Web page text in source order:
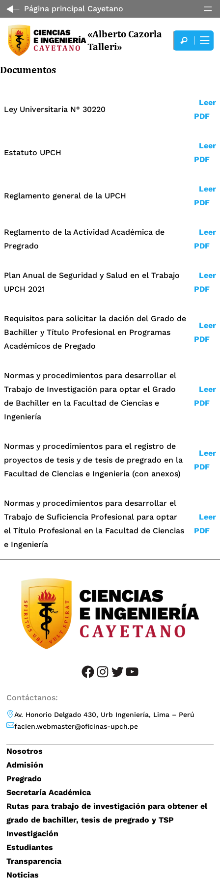
Página principal Cayetano
«Alberto Cazorla
Talleri»
Documentos
Ley Universitaria N° 30220
Leer
PDF
Estatuto UPCH
Leer
PDF
Reglamento general de la UPCH
Leer
PDF
Reglamento de la Actividad Académica de
Pregrado
Leer
PDF
Plan Anual de Seguridad y Salud en el Trabajo
UPCH 2021
Leer
PDF
Requisitos para solicitar la dación del Grado de
Bachiller y Título Profesional en Programas
Académicos de Pregado
Leer
PDF
Normas y procedimientos para desarrollar el
Trabajo de Investigación para optar el Grado
de Bachiller en la Facultad de Ciencias e
Ingeniería
Leer
PDF
Normas y procedimientos para el registro de
proyectos de tesis y de tesis de pregrado en la
Facultad de Ciencias e Ingeniería (con anexos)
Leer
PDF
Normas y procedimientos para desarrollar el
Trabajo de Suficiencia Profesional para optar
el Título Profesional en la Facultad de Ciencias
e Ingeniería
Leer
PDF
facebook instagram twitter YouTube
Contáctanos:
Av. Honorio Delgado 430, Urb Ingeniería, Lima – Perú
facien.webmaster@oficinas-upch.pe
Nosotros
Admisión
Pregrado
Secretaría Académica
Rutas para trabajo de investigación para obtener el
grado de bachiller, tesis de pregrado y TSP
Investigación
Estudiantes
Transparencia
Noticias